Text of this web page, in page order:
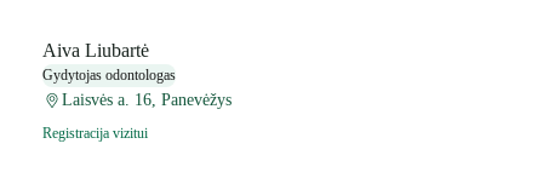
Aiva Liubartė
Gydytojas odontologas
Laisvės a. 16, Panevėžys
Registracija vizitui